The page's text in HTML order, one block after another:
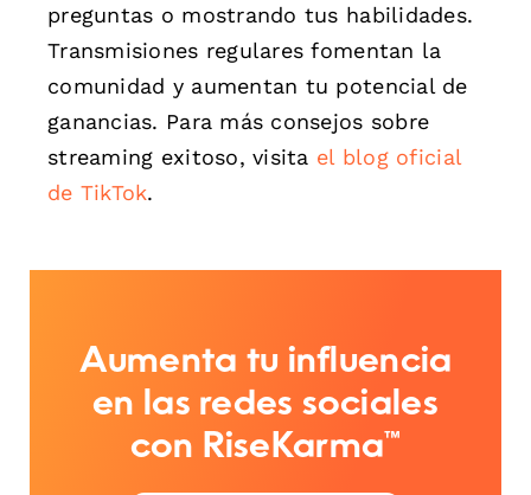
preguntas o mostrando tus habilidades.
Transmisiones regulares fomentan la
comunidad y aumentan tu potencial de
ganancias. Para más consejos sobre
streaming exitoso, visita el blog oficial
de TikTok.
Aumenta tu influencia
en las redes sociales
con RiseKarma™